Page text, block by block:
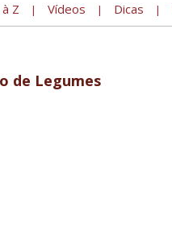
Z | Vídeos | Dicas |
de Legumes